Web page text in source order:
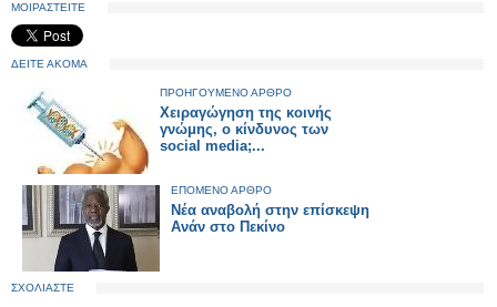
ΜΟΙΡΑΣΤΕΙΤΕ
ΔΕΙΤΕ ΑΚΟΜΑ
ΠΡΟΗΓΟΥΜΕΝΟ ΑΡΘΡΟ
Χειραγώγηση της κοινής
γνώμης, ο κίνδυνος των
social media;...
ΕΠΟΜΕΝΟ ΑΡΘΡΟ
Νέα αναβολή στην επίσκεψη
Ανάν στο Πεκίνο
ΣΧΟΛΙΑΣΤΕ